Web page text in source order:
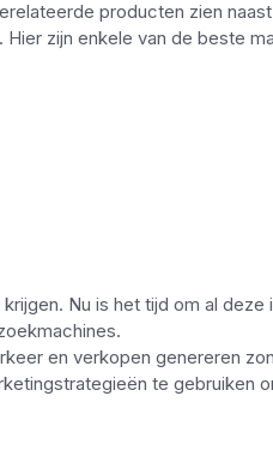
producten zien
zijn enkele van de beste
Nu is het tijd om al deze
en verkopen genereren
te gebruiken